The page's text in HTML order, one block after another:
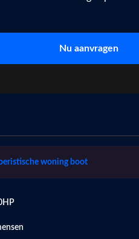
Nu aanvragen
woning boot